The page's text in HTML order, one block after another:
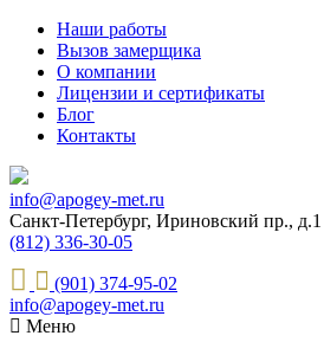
Наши работы
Вызов замерщика
О компании
Лицензии и сертификаты
Блог
Контакты
info@apogey-met.ru
Санкт-Петербург, Ириновский пр., д.1
(812) 336-30-05
(901) 374-95-02
info@apogey-met.ru
Меню